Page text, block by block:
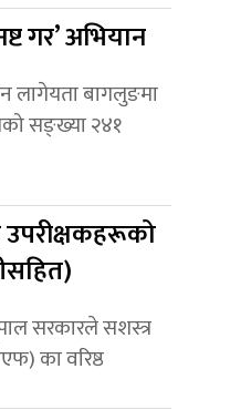
गर’ अभियान
लागेयता बागलुङमा
सङ्ख्या २४१
उपरीक्षकहरूको
सरकारले सशस्त्र
का वरिष्ठ